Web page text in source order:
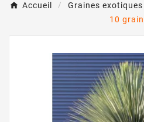
Accueil Graines exotiques
10